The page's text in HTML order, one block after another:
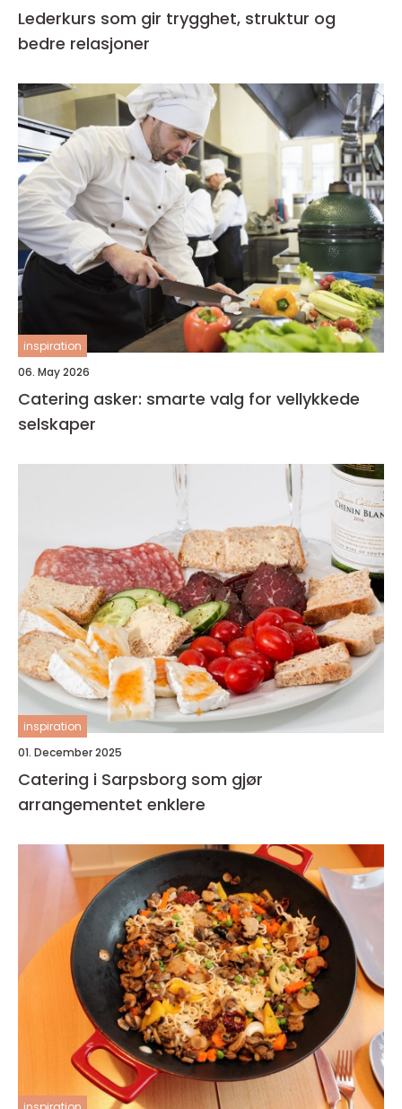
Lederkurs som gir trygghet, struktur og
bedre relasjoner
inspiration
06. May 2026
Catering asker: smarte valg for vellykkede
selskaper
inspiration
01. December 2025
Catering i Sarpsborg som gjør
arrangementet enklere